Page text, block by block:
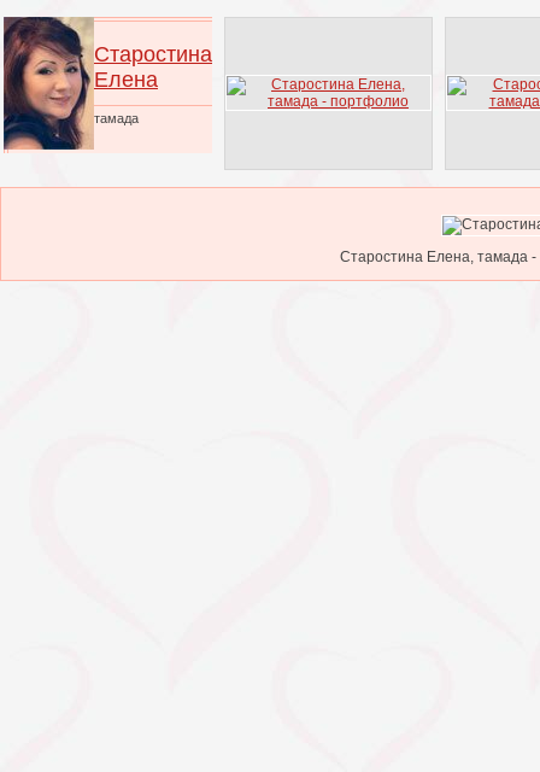
Старостина
Елена
тамада
Старостина Елена, тамада